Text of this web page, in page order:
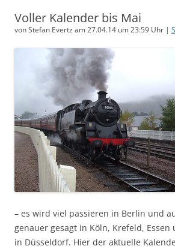
Voller Kalender bis Mai
von Stefan Evertz am 27.04.14 um 23:59 Uhr |
– es wird viel passieren in Berlin und
genauer gesagt in Köln, Krefeld,
in Düsseldorf. Hier der aktuelle